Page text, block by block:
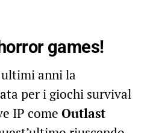
games!
anni la
per i giochi survival
IP come Outlast